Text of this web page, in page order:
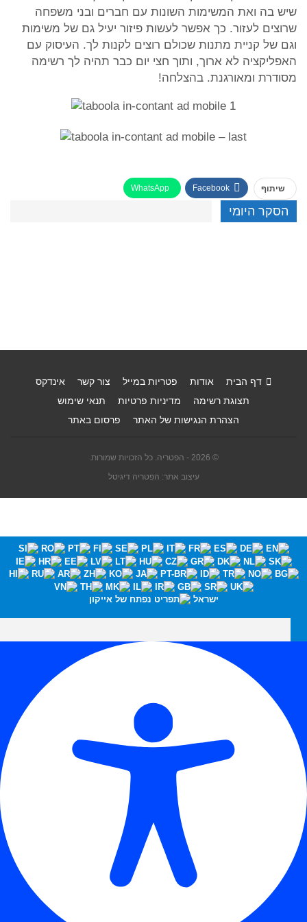
שיש בה ואת המשימות השונות עם חברים ובני משפחה
שרוצים לעזור. כך אפשר לעשות פיזור יעיל גם של משימות
וגם של קניית מתנות שכולם רוצים לקנות לך. העיסוק עם
האפליקציה לא ארוך, ותוך חצי יום כבר תהיה לך רשימה
מסודרת ומאורגנת. בהצלחה!
שיתוף Facebook
WhatsApp
הסקר היומי
דף הבית אודות פטריות במייל צור קשר
אינדקס
תצוגת רשימה
מדיניות פרטיות
תנאי שימוש
הצהרת הנגישות של האתר
פרסום באתר
© 2026 - הפטריה. כל הזכויות שמורות.
עיצוב אתר: הפטריה דיגיטל
ישראל